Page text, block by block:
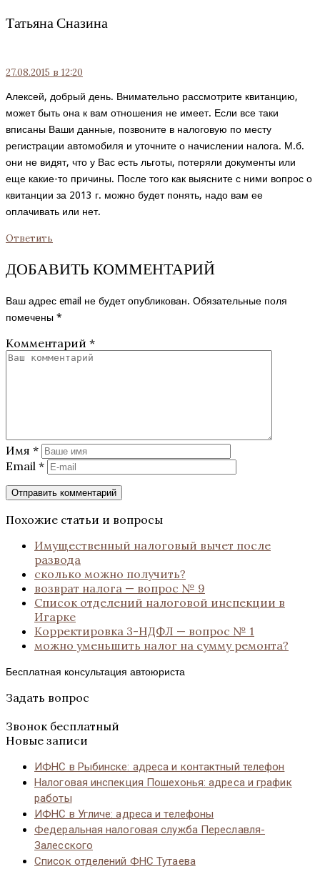
Татьяна Сназина
27.08.2015 в 12:20
Алексей, добрый день. Внимательно рассмотрите квитанцию,
может быть она к вам отношения не имеет. Если все таки
вписаны Ваши данные, позвоните в налоговую по месту
регистрации автомобиля и уточните о начислении налога. М.б.
они не видят, что у Вас есть льготы, потеряли документы или
еще какие-то причины. После того как выясните с ними вопрос о
квитанции за 2013 г. можно будет понять, надо вам ее
оплачивать или нет.
Ответить
ДОБАВИТЬ КОММЕНТАРИЙ
Ваш адрес email не будет опубликован. Обязательные поля
помечены *
Комментарий *
Имя *
Email *
Похожие статьи и вопросы
Имущественный налоговый вычет после
развода
сколько можно получить?
возврат налога — вопрос № 9
Список отделений налоговой инспекции в
Игарке
Корректировка 3-НДФЛ — вопрос № 1
можно уменьшить налог на сумму ремонта?
Бесплатная консультация автоюриста
Задать вопрос
Звонок бесплатный
Новые записи
ИФНС в Рыбинске: адреса и контактный телефон
Налоговая инспекция Пошехонья: адреса и график
работы
ИФНС в Угличе: адреса и телефоны
Федеральная налоговая служба Переславля-
Залесского
Список отделений ФНС Тутаева